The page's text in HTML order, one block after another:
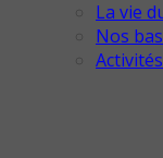
La vie
Nos